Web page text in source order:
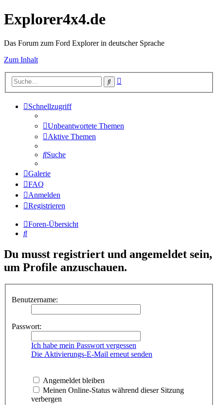
Explorer4x4.de
Das Forum zum Ford Explorer in deutscher Sprache
Zum Inhalt
Suche
Schnellzugriff
Unbeantwortete Themen
Aktive Themen
Suche
Galerie
FAQ
Anmelden
Registrieren
Foren-Übersicht
Suche
Du musst registriert und angemeldet sein,
um Profile anzuschauen.
Benutzername:
Passwort:
Ich habe mein Passwort vergessen
Die Aktivierungs-E-Mail erneut senden
Angemeldet bleiben
Meinen Online-Status während dieser Sitzung
verbergen